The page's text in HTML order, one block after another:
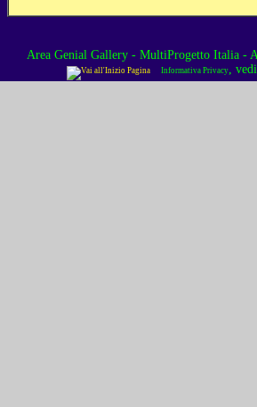
Area Genial Gallery - MultiProgetto Italia-
Informativa Privacy,